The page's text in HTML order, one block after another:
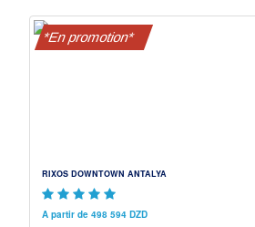
*En promotion*
RIXOS DOWNTOWN ANTALYA
A partir de 498 594 DZD